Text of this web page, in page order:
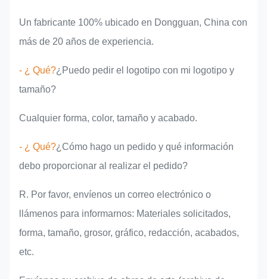
Un fabricante 100% ubicado en Dongguan, China con
más de 20 años de experiencia.
- ¿ Qué?¿Puedo pedir el logotipo con mi logotipo y
tamaño?
Cualquier forma, color, tamaño y acabado.
- ¿ Qué?¿Cómo hago un pedido y qué información
debo proporcionar al realizar el pedido?
R. Por favor, envíenos un correo electrónico o
llámenos para informarnos: Materiales solicitados,
forma, tamaño, grosor, gráfico, redacción, acabados,
etc.